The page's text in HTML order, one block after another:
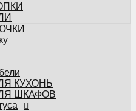
панелей и
КУХОНЬ
ШКАФОВ